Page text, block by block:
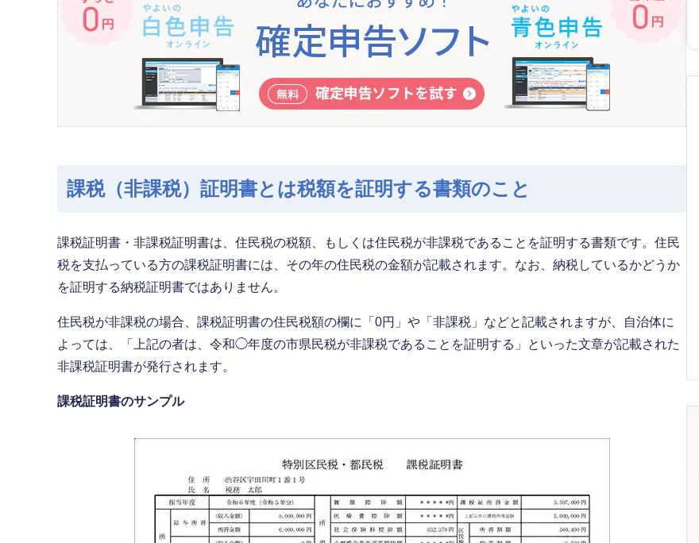
課税（非課税）証明書とは税額を証明する書類のこと
課税証明書・非課税証明書は、住民税の税額、もしくは住民税が非課税であることを証明する書類です。住民
税を支払っている方の課税証明書には、その年の住民税の金額が記載されます。なお、納税しているかどうか
を証明する納税証明書ではありません。
住民税が非課税の場合、課税証明書の住民税額の欄に「0円」や「非課税」などと記載されますが、自治体に
よっては、「上記の者は、令和◯年度の市県民税が非課税であることを証明する」といった文章が記載された
非課税証明書が発行されます。
課税証明書のサンプル